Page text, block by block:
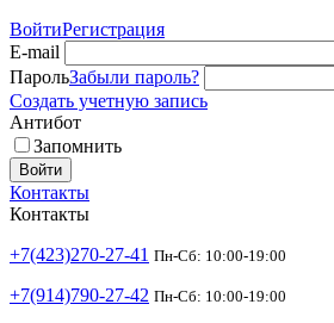
ВойтиРегистрация
E-mail
ПарольЗабыли пароль?
Создать учетную запись
Антибот
Запомнить
Войти
Контакты
Контакты
+7(423)270-27-41 Пн-Сб: 10:00-19:00
+7(914)790-27-42 Пн-Сб: 10:00-19:00